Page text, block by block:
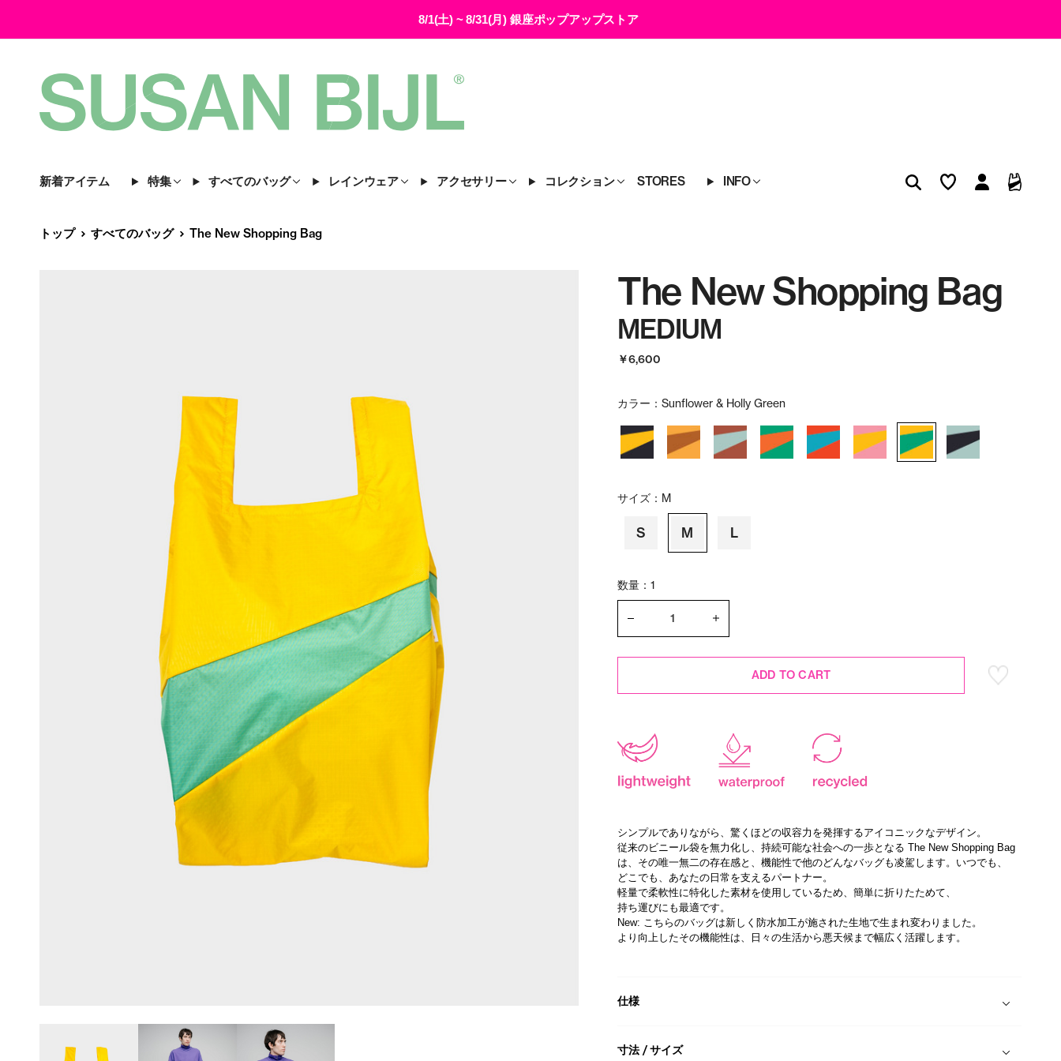
8/1(土) ~ 8/31(月) 銀座ポップアップストア
新着アイテム 特集 すべてのバッグ レインウェア アクセサリー コレクション STORES INFO
トップ すべてのバッグ The New Shopping Bag
The New Shopping Bag
MEDIUM
￥6,600
カラー：Sunflower & Holly Green
サイズ： M
S M L
数量：1
ADD TO CART
シンプルでありながら、驚くほどの収容力を発揮するアイコニックなデザイン。
従来のビニール袋を無力化し、持続可能な社会への一歩となる The New Shopping Bag
は、その唯一無二の存在感と、機能性で他のどんなバッグも凌駕します。いつでも、
どこでも、あなたの日常を支えるパートナー。
軽量で柔軟性に特化した素材を使用しているため、簡単に折りたためて、
持ち運びにも最適です。
New: こちらのバッグは新しく防水加工が施された生地で生まれ変わりました。
より向上したその機能性は、日々の生活から悪天候まで幅広く活躍します。
仕様
寸法 / サイズ